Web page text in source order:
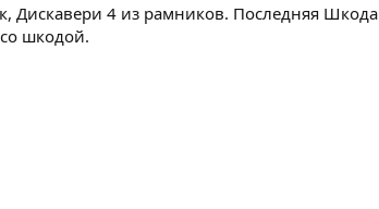
Дискавери 4 из рамников. Последняя Шкода
шкодой.